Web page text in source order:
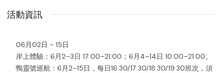
活動資訊
06月02日 - 15日
岸上體驗：6月2–3日 17:00–21:00；6月4–14日 10:00–21:00。
鴨靈號巡航：6月2–15日，每日16:30/17:30/18:30/19:30班次，須